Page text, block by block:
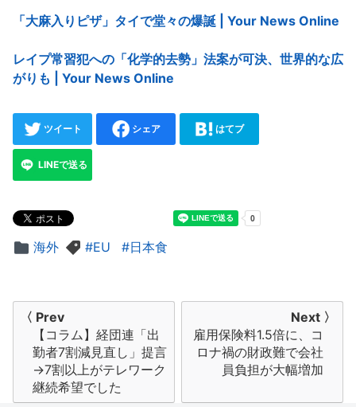
「大麻入りピザ」タイで堂々の爆誕 | Your News Online
レイプ常習犯への「化学的去勢」法案が可決、世界的な広
がりも | Your News Online
ツイート シェア はてブ
LINEで送る
海外 EU 日本食
ビ
〈 Prev
【コラム】経団連「出
勤者7割減見直し」提言
→7割以上がテレワーク
継続希望でした
Next 〉
雇用保険料1.5倍に、コ
ロナ禍の財政難で会社
員負担が大幅増加